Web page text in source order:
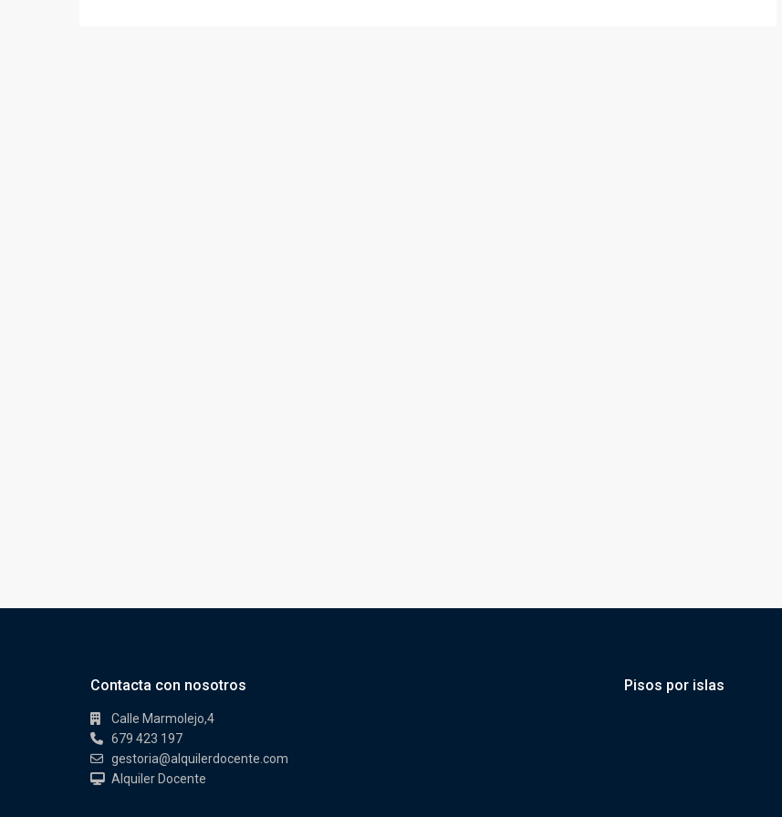
Contacta con nosotros
Calle Marmolejo,4
679 423 197
gestoria@alquilerdocente.com
Alquiler Docente
Pisos por islas